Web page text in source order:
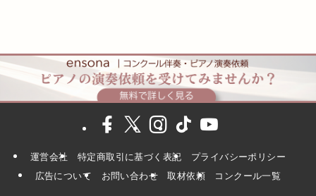
運営会社 特定商取引に基づく表記
プライバシーポリシー
広告について
お問い合わせ 取材依頼 コンクール一覧